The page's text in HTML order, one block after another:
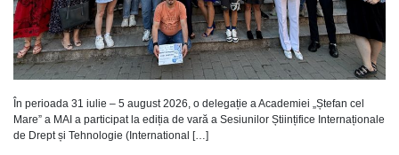
În perioada 31 iulie – 5 august 2026, o delegație a Academiei „Ștefan cel
Mare” a MAI a participat la ediția de vară a Sesiunilor Științifice Internaționale
de Drept și Tehnologie (International […]